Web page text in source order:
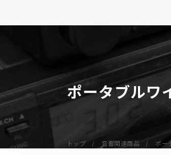
無線機
デジタル無
デジタル無線
ポータブルワ
トップ 音響関連商品 ポー